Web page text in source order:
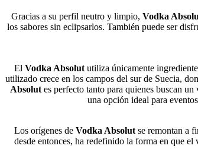
Gracias a su perfil neutro y limpio, Vodka
los sabores sin eclipsarlos. También puede ser
El Vodka Absolututiliza únicamente
utilizado crece en los campos del sur de Suecia,
Absolut es perfecto tanto para quienes buscan
una opción ideal para
Los orígenes de Vodka Absolutse remontan a
desde entonces, ha redefinido la forma en que